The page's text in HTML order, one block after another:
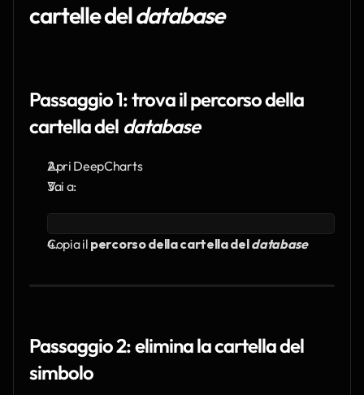
cartelle del database
Passaggio 1: trova il percorso della
cartella del database
Apri DeepCharts
Vai a:
Copia il percorso della cartella del database
Passaggio 2: elimina la cartella del
simbolo